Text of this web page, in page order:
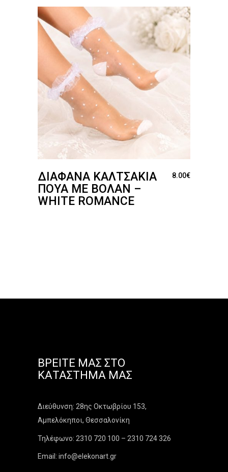
ΔΙΆΦΑΝΑ ΚΑΛΤΣΆΚΙΑ
ΠΟΥΆ ΜΕ ΒΟΛΆΝ –
WHITE ROMANCE
8.00€
ΒΡΕΊΤΕ ΜΑΣ ΣΤΟ
ΚΑΤΆΣΤΗΜΑ ΜΑΣ
Διεύθυνση: 28ης Οκτωβρίου 153,
Αμπελόκηποι, Θεσσαλονίκη
Τηλέφωνο: 2310 720 100 – 2310 724 326
Email: info@elekonart.gr